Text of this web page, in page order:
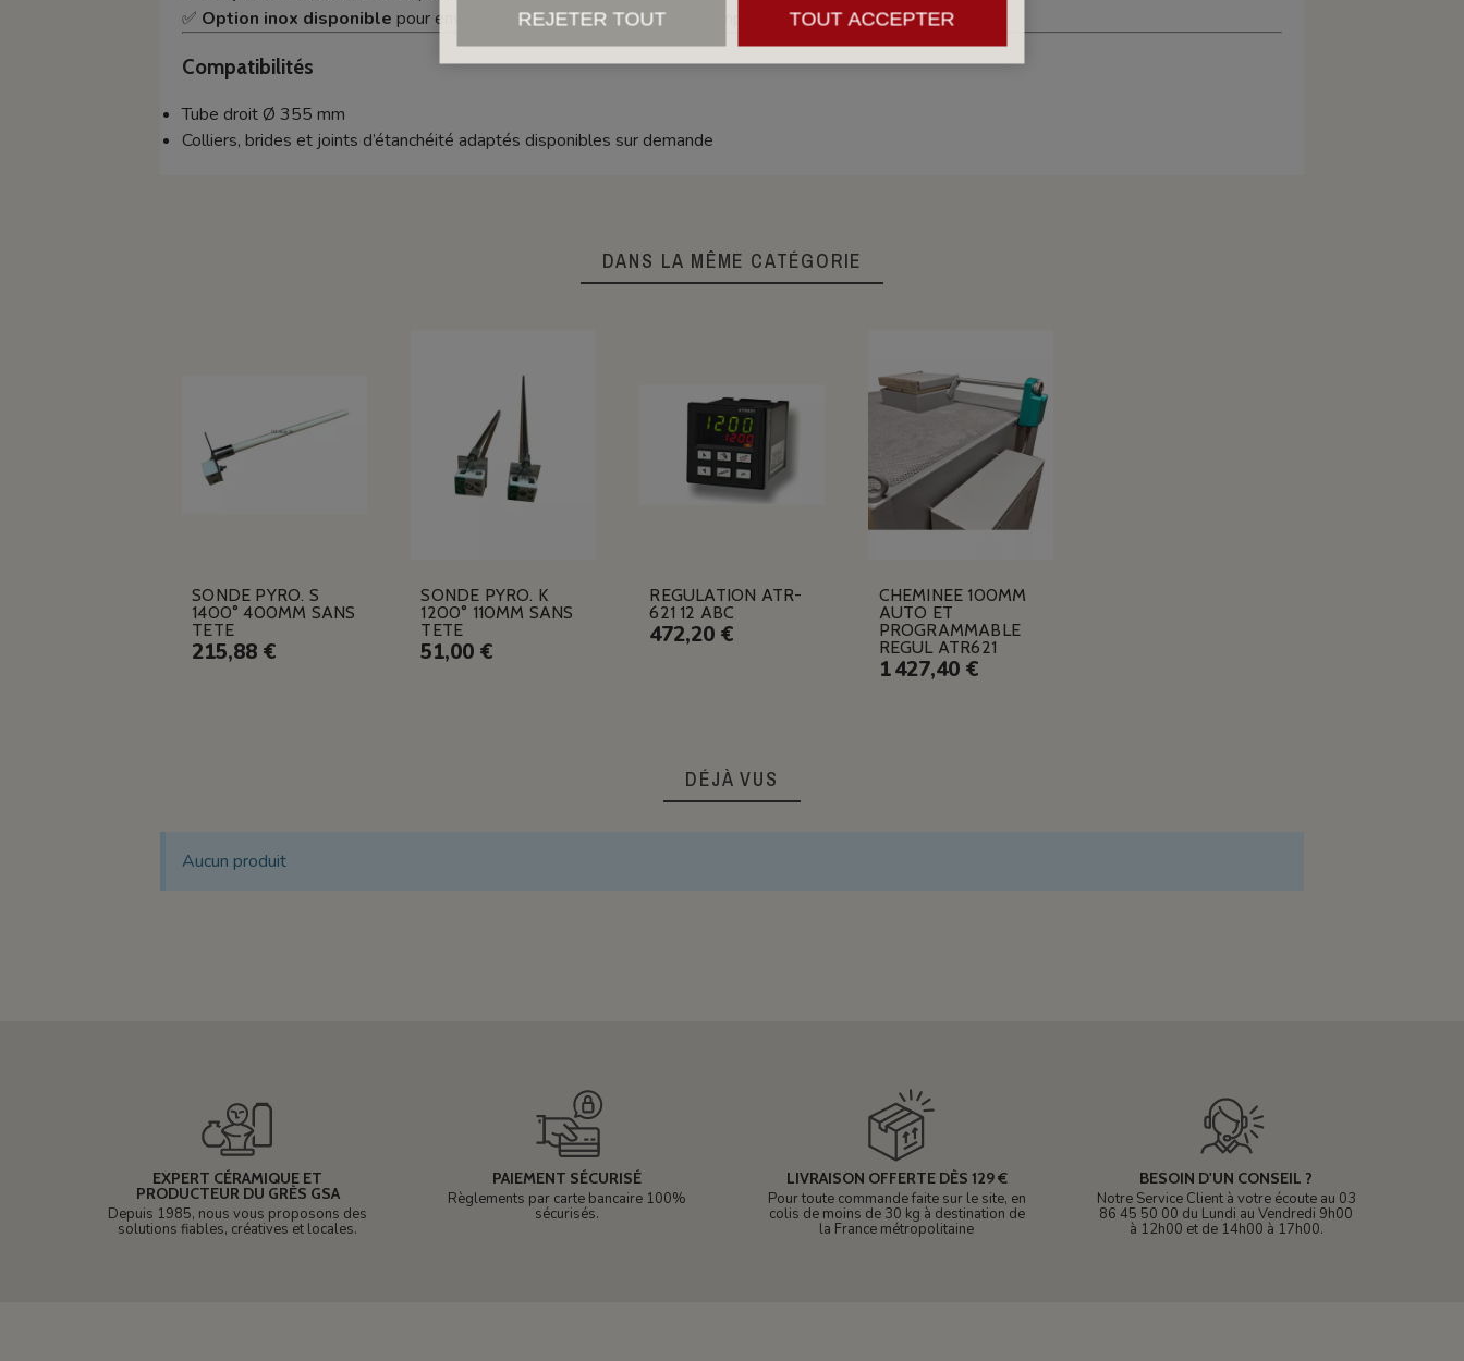
✅ Option inox disponible pour environnements agressifs ou haute température
Compatibilités
Tube droit Ø 355 mm
Colliers, brides et joints d’étanchéité adaptés disponibles sur demande
DANS LA MÊME CATÉGORIE
SONDE PYRO. S
1400° 400MM SANS
TETE
215,88 €
SONDE PYRO. K
1200° 110MM SANS
TETE
51,00 €
REGULATION ATR-
621 12 ABC
472,20 €
CHEMINEE 100MM
AUTO ET
PROGRAMMABLE
REGUL ATR621
1 427,40 €
DÉJÀ VUS
Aucun produit
EXPERT CÉRAMIQUE ET
PRODUCTEUR DU GRÈS GSA
Depuis 1985, nous vous proposons des
solutions fiables, créatives et locales.
PAIEMENT SÉCURISÉ
Règlements par carte bancaire 100%
sécurisés.
LIVRAISON OFFERTE DÈS 129 €
Pour toute commande faite sur le site, en
colis de moins de 30 kg à destination de
la France métropolitaine
BESOIN D'UN CONSEIL ?
Notre Service Client à votre écoute au 03
86 45 50 00 du Lundi au Vendredi 9h00
à 12h00 et de 14h00 à 17h00.
REJETER TOUT TOUT ACCEPTER